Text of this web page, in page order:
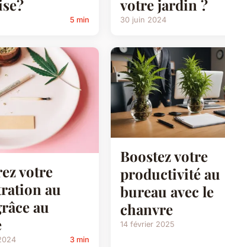
5 min
votre jardin ?
30 juin 2024
votre
au
au
3 min
Boostez votre
productivité au
bureau avec le
chanvre
14 février 2025